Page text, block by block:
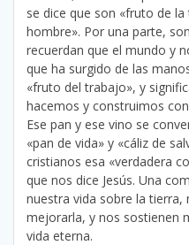
se dice que son «fruto de
hombre». Por una parte,
recuerdan que el mundo y
que ha surgido de las
«fruto del trabajo», y
hacemos y construimos
Ese pan y ese vino se
«pan de vida» y «cáliz de
cristianos esa «verdadera
que nos dice Jesús. Una
nuestra vida sobre la
mejorarla, y nos sostienen
vida eterna.